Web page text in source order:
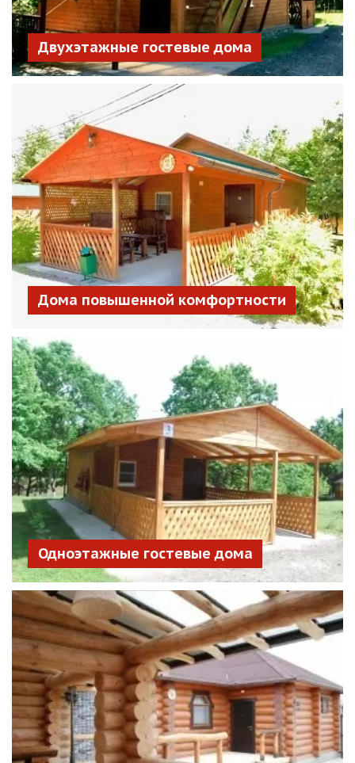
Двухэтажные гостевые дома
Дома повышенной комфортности
Одноэтажные гостевые дома